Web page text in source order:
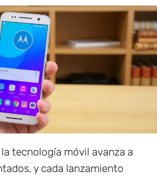
tecnología móvil avanza a
y cada lanzamiento